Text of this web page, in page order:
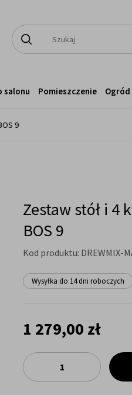
salonu Pomieszczenie Ogród
9
Zestaw stół i 4
BOS 9
Kod produktu: DREWMIX-
Wysyłka do 14 dni roboczych
1 279,00 zł